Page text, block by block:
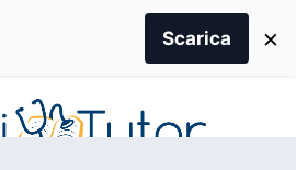
Scarica ×